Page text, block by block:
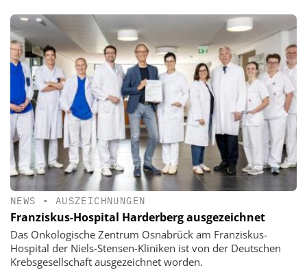
NEWS • AUSZEICHNUNGEN
Franziskus-Hospital Harderberg ausgezeichnet
Das Onkologische Zentrum Osnabrück am Franziskus-
Hospital der Niels-Stensen-Kliniken ist von der Deutschen
Krebsgesellschaft ausgezeichnet worden.